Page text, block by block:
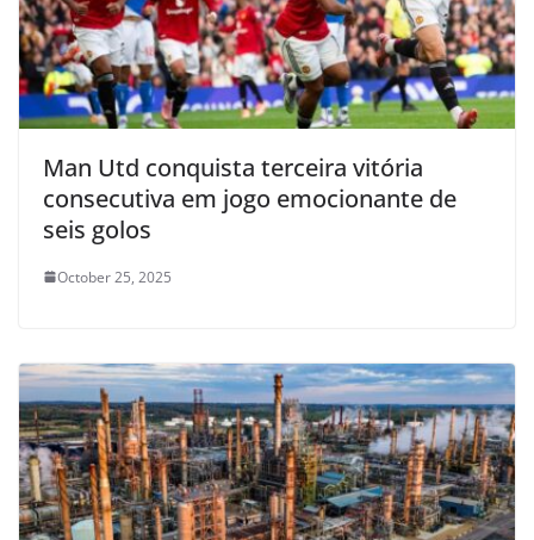
Man Utd conquista terceira vitória
consecutiva em jogo emocionante de
seis golos
October 25, 2025